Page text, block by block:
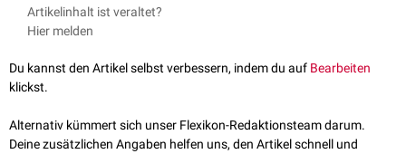
Artikelinhalt ist veraltet?
Hier melden
Du kannst den Artikel selbst verbessern, indem du auf Bearbeiten
klickst.
Alternativ kümmert sich unser Flexikon-Redaktionsteam darum.
Deine zusätzlichen Angaben helfen uns, den Artikel schnell und